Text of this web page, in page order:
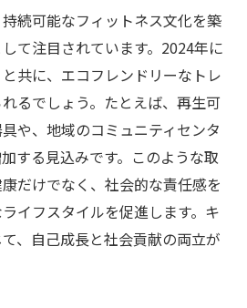
続可能なフィットネス文化を築
て注目されています。2024年に
共に、エコフレンドリーなトレ
るでしょう。たとえば、再生可
や、地域のコミュニティセンタ
する見込みです。このような取
だけでなく、社会的な責任感を
イフスタイルを促進します。キ
、自己成長と社会貢献の両立が